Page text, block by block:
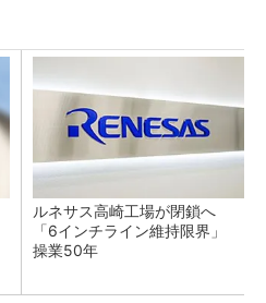
ルネサス高崎工場が閉鎖へ
「6インチライン維持限界」
操業50年